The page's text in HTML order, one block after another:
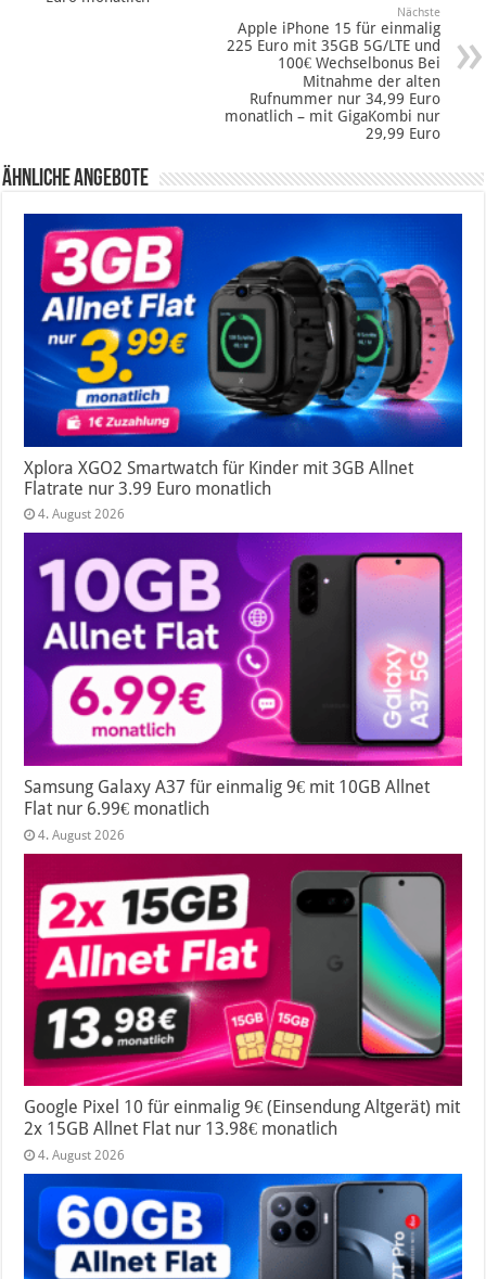
Nächste
Apple iPhone 15 für einmalig
225 Euro mit 35GB 5G/LTE und
100€ Wechselbonus Bei
Mitnahme der alten
Rufnummer nur 34,99 Euro
monatlich – mit GigaKombi nur
29,99 Euro
Ähnliche Angebote
Xplora XGO2 Smartwatch für Kinder mit 3GB Allnet
Flatrate nur 3.99 Euro monatlich
4. August 2026
Samsung Galaxy A37 für einmalig 9€ mit 10GB Allnet
Flat nur 6.99€ monatlich
4. August 2026
Google Pixel 10 für einmalig 9€ (Einsendung Altgerät) mit
2x 15GB Allnet Flat nur 13.98€ monatlich
4. August 2026